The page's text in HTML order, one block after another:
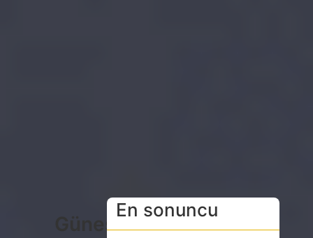
Güneş
En sonuncu